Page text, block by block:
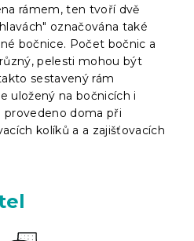
rámem, ten tvoří dvě
označována také
bočnice. Počet bočnic a
pelesti mohou být
sestavený rám
uložený na bočnicích i
provedeno doma při
kolíků a a zajišťovacích